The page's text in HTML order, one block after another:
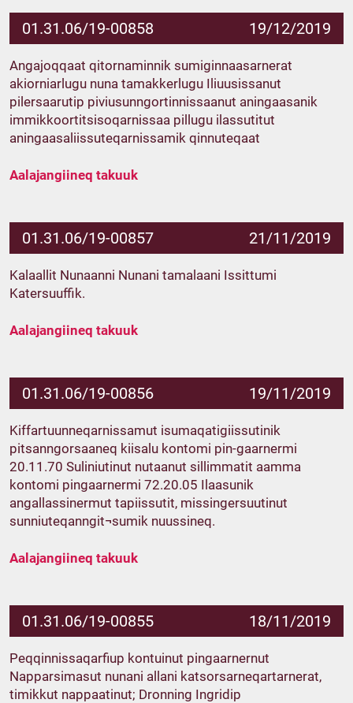
01.31.06/19-00858 19/12/2019
Angajoqqaat qitornaminnik sumiginnaasarnerat
akiorniarlugu nuna tamakkerlugu Iliuusissanut
pilersaarutip piviusunngortinnissaanut aningaasanik
immikkoortitsisoqarnissaa pillugu ilassutitut
aningaasaliissuteqarnissamik qinnuteqaat
Aalajangiineq takuuk
01.31.06/19-00857 21/11/2019
Kalaallit Nunaanni Nunani tamalaani Issittumi
Katersuuffik.
Aalajangiineq takuuk
01.31.06/19-00856 19/11/2019
Kiffartuunneqarnissamut isumaqatigiissutinik
pitsanngorsaaneq kiisalu kontomi pin-gaarnermi
20.11.70 Suliniutinut nutaanut sillimmatit aamma
kontomi pingaarnermi 72.20.05 Ilaasunik
angallassinermut tapiissutit, missingersuutinut
sunniuteqanngit¬sumik nuussineq.
Aalajangiineq takuuk
01.31.06/19-00855 18/11/2019
Peqqinnissaqarfiup kontuinut pingaarnernut
Napparsimasut nunani allani katsorsarneqartarnerat,
timikkut nappaatinut; Dronning Ingridip